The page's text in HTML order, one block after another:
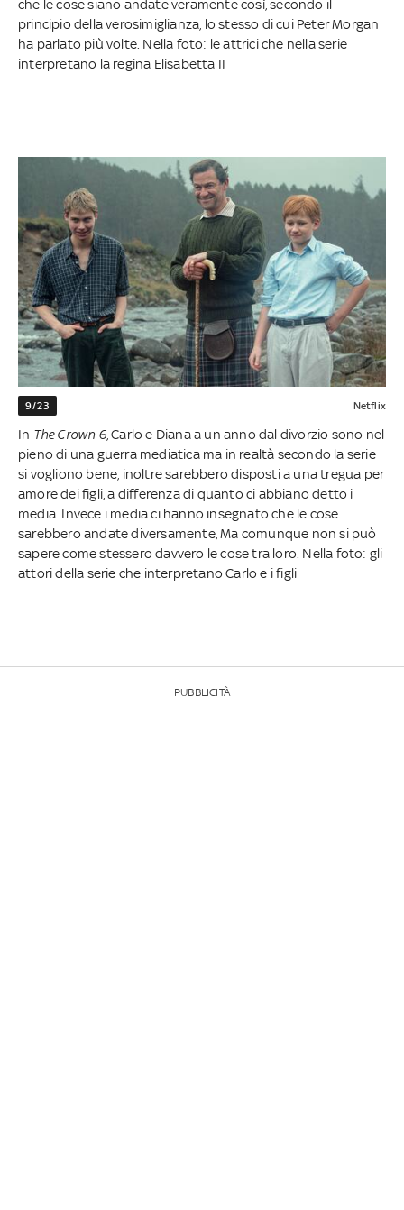
che le cose siano andate veramente così, secondo il
principio della verosimiglianza, lo stesso di cui Peter Morgan
ha parlato più volte. Nella foto: le attrici che nella serie
interpretano la regina Elisabetta II
9/23 Netflix
In The Crown 6, Carlo e Diana a un anno dal divorzio sono nel
pieno di una guerra mediatica ma in realtà secondo la serie
si vogliono bene, inoltre sarebbero disposti a una tregua per
amore dei figli, a differenza di quanto ci abbiano detto i
media. Invece i media ci hanno insegnato che le cose
sarebbero andate diversamente, Ma comunque non si può
sapere come stessero davvero le cose tra loro. Nella foto: gli
attori della serie che interpretano Carlo e i figli
PUBBLICITÀ